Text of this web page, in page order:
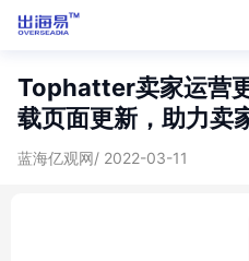
Tophatter卖家运营
载页面更新，助力卖
蓝海亿观网/ 2022-03-11